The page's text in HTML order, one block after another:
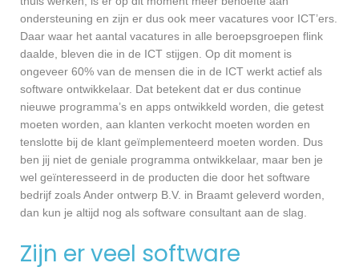
ondersteuning en zijn er dus ook meer vacatures voor ICT’ers.
Daar waar het aantal vacatures in alle beroepsgroepen flink
daalde, bleven die in de ICT stijgen. Op dit moment is
ongeveer 60% van de mensen die in de ICT werkt actief als
software ontwikkelaar. Dat betekent dat er dus continue
nieuwe programma’s en apps ontwikkeld worden, die getest
moeten worden, aan klanten verkocht moeten worden en
tenslotte bij de klant geïmplementeerd moeten worden. Dus
ben jij niet de geniale programma ontwikkelaar, maar ben je
wel geïnteresseerd in de producten die door het software
bedrijf zoals Ander ontwerp B.V. in Braamt geleverd worden,
dan kun je altijd nog als software consultant aan de slag.
Zijn er veel software